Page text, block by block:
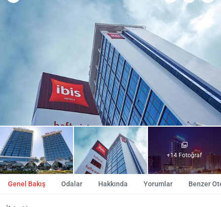
+14 Fotoğraf
Genel Bakış Odalar Hakkında Yorumlar Benzer